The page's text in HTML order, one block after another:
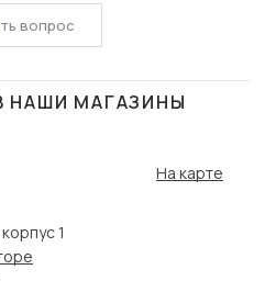
вопрос
НАШИ МАГАЗИНЫ
На карте
1